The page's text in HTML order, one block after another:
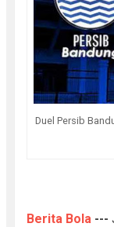
Duel Persib
Berita Bola ---